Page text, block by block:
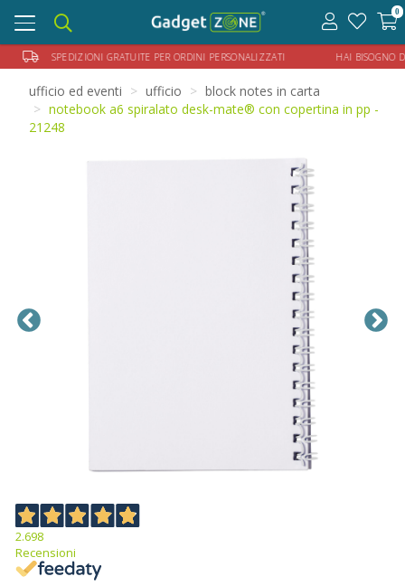
SPEDIZIONI GRATUITE PER ORDINI PERSONALIZZATI HAI BISOGNO DI
Toggle
navigation
0
ufficio ed eventi ufficio
block notes in carta
notebook a6 spiralato desk-mate® con copertina in pp -
21248
2.698
Recensioni